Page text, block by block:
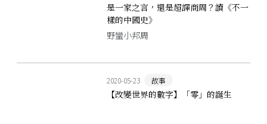
是一家之言，還是超譯商周？讀《不一
樣的中國史》
野蠻小邦周
2020-05-23 故事
【改變世界的數字】「零」的誕生